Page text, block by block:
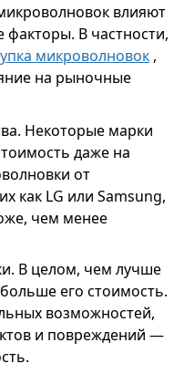
влияют
В частности,
микроволновок ,
на рыночные
Некоторые марки
даже на
от
как LG или Samsung,
чем менее
В целом, чем лучше
его стоимость.
возможностей,
и повреждений —